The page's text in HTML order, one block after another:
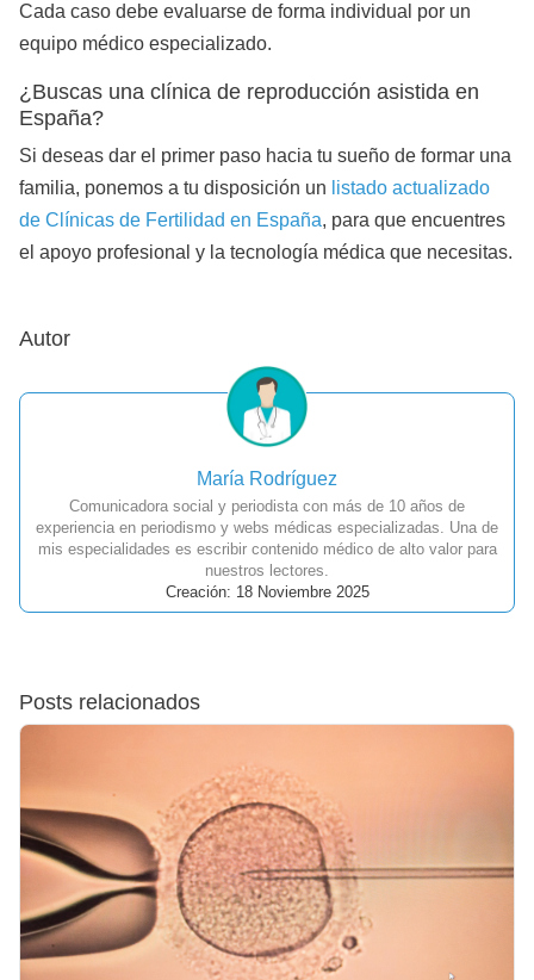
Cada caso debe evaluarse de forma individual por un
equipo médico especializado.
¿Buscas una clínica de reproducción asistida en
España?
Si deseas dar el primer paso hacia tu sueño de formar una
familia, ponemos a tu disposición un listado actualizado
de Clínicas de Fertilidad en España, para que encuentres
el apoyo profesional y la tecnología médica que necesitas.
Autor
María Rodríguez
Comunicadora social y periodista con más de 10 años de
experiencia en periodismo y webs médicas especializadas. Una de
mis especialidades es escribir contenido médico de alto valor para
nuestros lectores.
Creación: 18 Noviembre 2025
Posts relacionados